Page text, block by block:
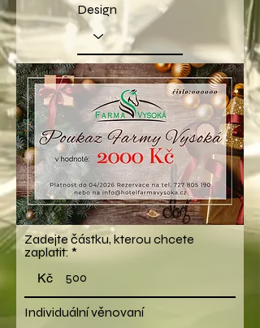
Design
Zadejte částku, kterou chcete
zaplatit:
Kč
Individuální věnovaní